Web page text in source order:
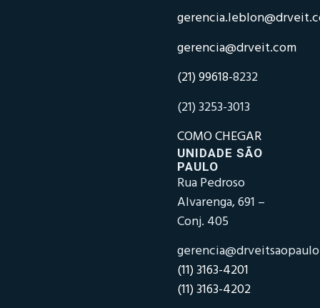
gerencia@drveit.com
(21) 99618-8232
(21) 3253-3013
COMO CHEGAR
UNIDADE SÃO
PAULO
Rua Pedroso
Alvarenga, 691 –
Conj. 405
(11) 3163-4201
(11) 3163-4202